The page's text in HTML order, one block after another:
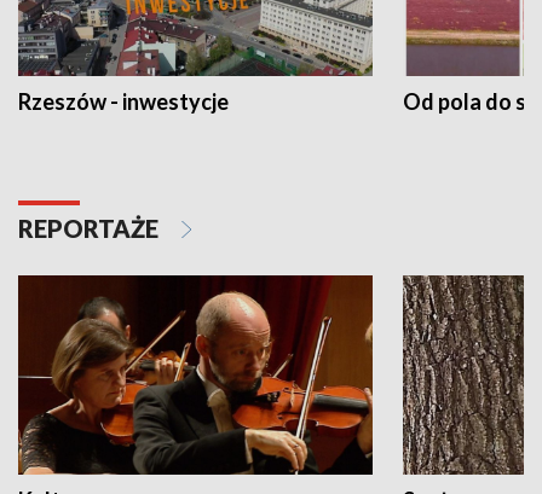
Rzeszów - inwestycje Od pola do
REPORTAŻE